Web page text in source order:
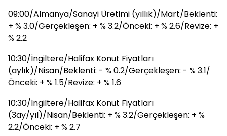
09:00/Almanya/Sanayi Üretimi (yıllık)/Mart/Beklenti:
+ % 3.0/Gerçekleşen: + % 3.2/Önceki: + % 2.6/Revize: +
% 2.2
10:30/İngiltere/Halifax Konut Fiyatları
(aylık)/Nisan/Beklenti: - % 0.2/Gerçekleşen: - % 3.1/
Önceki: + % 1.5/Revize: + % 1.6
10:30/İngiltere/Halifax Konut Fiyatları
(3ay/yıl)/Nisan/Beklenti: + % 3.2/Gerçekleşen: + %
2.2/Önceki: + % 2.7